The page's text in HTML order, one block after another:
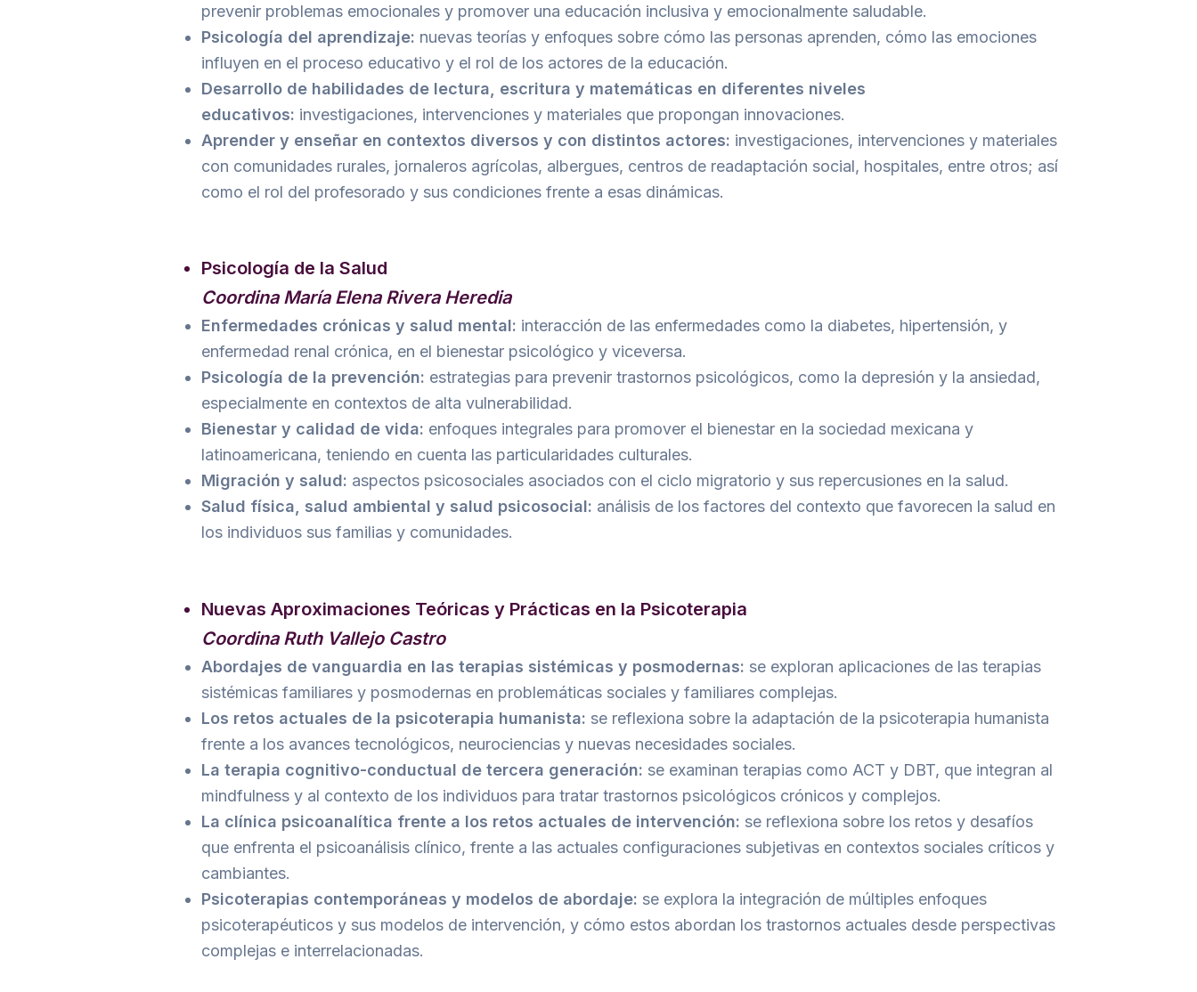
prevenir problemas emocionales y promover una educación inclusiva y emocionalmente saludable.
Psicología del aprendizaje: nuevas teorías y enfoques sobre cómo las personas aprenden, cómo las emociones
influyen en el proceso educativo y el rol de los actores de la educación.
Desarrollo de habilidades de lectura, escritura y matemáticas en diferentes niveles
educativos: investigaciones, intervenciones y materiales que propongan innovaciones.
Aprender y enseñar en contextos diversos y con distintos actores: investigaciones, intervenciones y materiales
con comunidades rurales, jornaleros agrícolas, albergues, centros de readaptación social, hospitales, entre otros; así
como el rol del profesorado y sus condiciones frente a esas dinámicas.
Psicología de la Salud
Coordina María Elena Rivera Heredia
Enfermedades crónicas y salud mental: interacción de las enfermedades como la diabetes, hipertensión, y
enfermedad renal crónica, en el bienestar psicológico y viceversa.
Psicología de la prevención: estrategias para prevenir trastornos psicológicos, como la depresión y la ansiedad,
especialmente en contextos de alta vulnerabilidad.
Bienestar y calidad de vida: enfoques integrales para promover el bienestar en la sociedad mexicana y
latinoamericana, teniendo en cuenta las particularidades culturales.
Migración y salud: aspectos psicosociales asociados con el ciclo migratorio y sus repercusiones en la salud.
Salud física, salud ambiental y salud psicosocial: análisis de los factores del contexto que favorecen la salud en
los individuos sus familias y comunidades.
Nuevas Aproximaciones Teóricas y Prácticas en la Psicoterapia
Coordina Ruth Vallejo Castro
Abordajes de vanguardia en las terapias sistémicas y posmodernas: se exploran aplicaciones de las terapias
sistémicas familiares y posmodernas en problemáticas sociales y familiares complejas.
Los retos actuales de la psicoterapia humanista: se reflexiona sobre la adaptación de la psicoterapia humanista
frente a los avances tecnológicos, neurociencias y nuevas necesidades sociales.
La terapia cognitivo-conductual de tercera generación: se examinan terapias como ACT y DBT, que integran al
mindfulness y al contexto de los individuos para tratar trastornos psicológicos crónicos y complejos.
La clínica psicoanalítica frente a los retos actuales de intervención: se reflexiona sobre los retos y desafíos
que enfrenta el psicoanálisis clínico, frente a las actuales configuraciones subjetivas en contextos sociales críticos y
cambiantes.
Psicoterapias contemporáneas y modelos de abordaje: se explora la integración de múltiples enfoques
psicoterapéuticos y sus modelos de intervención, y cómo estos abordan los trastornos actuales desde perspectivas
complejas e interrelacionadas.